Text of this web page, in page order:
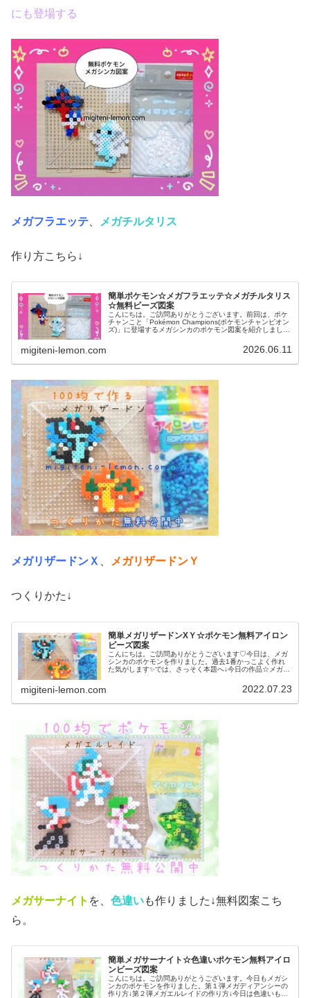
にも登場する
メガフラエッテ メガチルタリス
作り方こちら↓
簡単ポケモン☆メガフラエッテ☆メガチルタリス
☆無料ビーズ図案
こんにちは。ご訪問ありがとうございます。前回は、ポケ
チャンこと「Pokémon Champions(ポケモンチャンピオン
ズ)」に登場するメガシンカのポケモン図案を紹介しました
migiteni-lemon.com 2026.06.11
メガリザードンＸ メガリザードンＹ
つくりかた↓
簡単メガリザードンXＹ☆ポケモン無料アイロン
ビーズ図案
こんにちは。ご訪問ありがとうございます♡今日は、メガ
シンカのポケモンを作りました。過去1番かっこよく作れ
た気がします✨では、さっそく本題へ↓今日の作品☆メガリ
migiteni-lemon.com 2022.07.23
メガサーナイト を、 色違いも作りました↓無料図案こち
ら。
簡単メガサーナイト☆色違いポケモン無料アイロ
ンビーズ図案
こんにちは。ご訪問ありがとうございます。今日もメガシ
ンカのポケモンを作りました。第１弾メガディアンシーの
作り方↓第２弾メガエルレイドの作り方↓今日は色違いも作